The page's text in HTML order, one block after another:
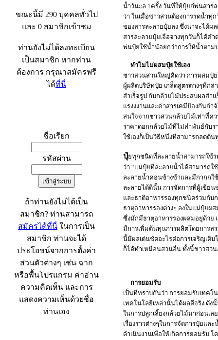
ขณะนี้มี 290 บุคคลทั่วไป
และ 0 สมาชิกเข้าชม
ท่านยังไม่ได้ลงทะเบียน
เป็นสมาชิก หากท่าน
ต้องการ กรุณาสมัครฟรี
ได้ที่นี่
ชื่อเรียก
รหัสผ่าน
ถ้าท่านยังไม่ได้เป็น
สมาชิก? ท่านสามารถ
สมัครได้ที่นี่ ในการเป็น
สมาชิก ท่านจะได้
ประโยชน์จากการตั้งค่า
ส่วนตัวต่างๆ เช่น ฉาก
หรือพื้นโปรแกรม ค่าอ่าน
ความคิดเห็น และการ
แสดงความเห็นด้วยชื่อ
ท่านเอง
น้ำวันะล 1ครั้ง วันที่ให้ปุ๋ยก๋พ่นสาร
ว่า ในเมื่อชาวสวนต้องการรดน้ำ
ของสารละลายปุ๋ยลง ซึ่งน่าจะได้
สารละลายปุ๋ยเจือจางทุกวันก็ได้คำ
พ่นปุ๋ยใช้น้ำน้อยกว่าการให้น้ำตาม
ทำไมไม่ผสมปุ๋ยใช้เอง
ชาวสวนส่วนใหญ่คิดว่า การผสมปุ๋ย
ผู้ผลิตบริษัทปุ๋ย เกล็ดสูตรต่างๆที่กล่
สำเร็จรูป กับกล้วยไม้ประสบผลสำ
แรงงงานและค่าสารเคมีป้องกันก
สนใจจากชาวสวนกล้วยไม้เท่าที่ค
ราคาดอกกล้วยไม้ที่ไม่สำพันธ์กับร
ใช้เองก็เป็นวิธีหนึ่งทีสามารถลดต้
ปุ๋ ยทุกชนิดที่ละลายน้ำสามารถใช้ร
ว่า “แม่ปุ๋ยที่ละลายน้ำได้สามารถ
ละลายน้ำค่อนข้างช้าและมีกากกใ
ละลายได้ดีนั้น การจัดการที่ผู้เขีย
และธาติอาหารรองทุกชนิดร่วมกับ
ธาตุอาหารรองต่างๆ ลงในแม่ปุ๋ยผ
ซึ่งมักมีธาตุอาหารรองผสมอยู่ด้วย
มีการเพิ่มต้นทุนการผลิตโดยการส
นี้มีผลเด่นชัดอะไรต่อการเจริญเติ
ก็ได้ทำเหมือนสวนอื่น ทั้งนี้ชาวสว
การยอมรับ
เป็นที่ทราบกันว่า การยอมรับเทคโ
เทคโนโลยีเหล่านั้นได้ผลดีจริง ดัง
ในการปลูกเลี้ยงกล้วยไม้มาก่อนเ
เรื่องราวต่างๆในการจัดการปุ๋ยแ
ดำเนินงานเพื่อให้เกิดการยอมรับ